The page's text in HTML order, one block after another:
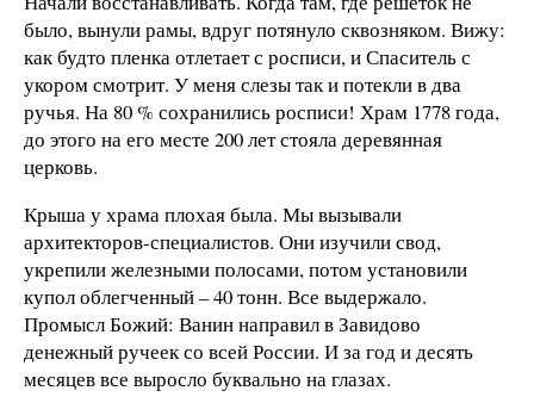
было, вынули рамы, вдруг потянуло сквозняком. Вижу:
как будто пленка отлетает с росписи, и Спаситель с
укором смотрит. У меня слезы так и потекли в два
ручья. На 80 % сохранились росписи! Храм 1778 года,
до этого на его месте 200 лет стояла деревянная
церковь.
Крыша у храма плохая была. Мы вызывали
архитекторов-специалистов. Они изучили свод,
укрепили железными полосами, потом установили
купол облегченный – 40 тонн. Все выдержало.
Промысл Божий: Ванин направил в Завидово
денежный ручеек со всей России. И за год и десять
месяцев все выросло буквально на глазах.